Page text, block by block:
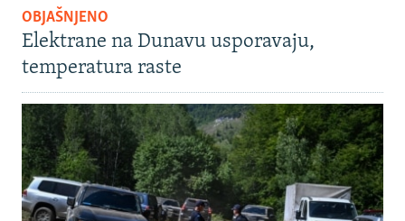
OBJAŠNJENO
Elektrane na Dunavu usporavaju,
temperatura raste